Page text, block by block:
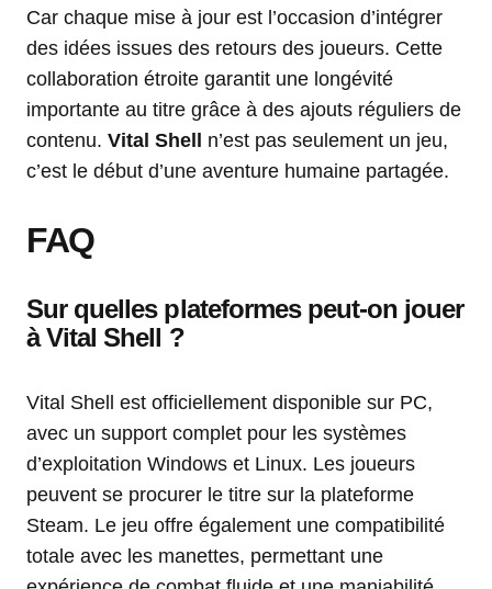
Car chaque mise à jour est l’occasion d’intégrer
des idées issues des retours des joueurs. Cette
collaboration étroite garantit une longévité
importante au titre grâce à des ajouts réguliers de
contenu. Vital Shell
n’est pas seulement un jeu,
c’est le début d’une aventure humaine partagée.
FAQ
Sur quelles plateformes peut-on jouer
à Vital Shell ?
Vital Shell est officiellement disponible sur PC,
avec un support complet pour les systèmes
d’exploitation Windows et Linux. Les joueurs
peuvent se procurer le titre sur la plateforme
Steam. Le jeu offre également une compatibilité
totale avec les manettes, permettant une